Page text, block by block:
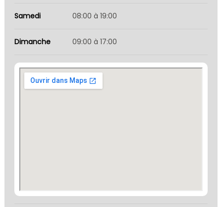
Samedi 08:00 à 19:00
Dimanche 09:00 à 17:00